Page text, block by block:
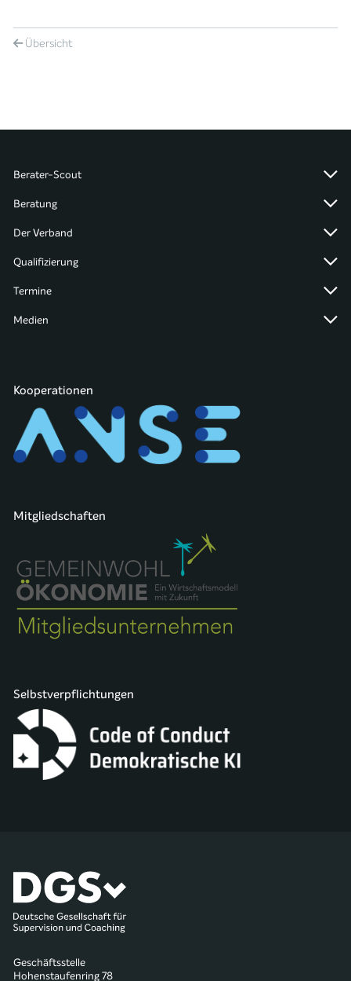
Übersicht
Berater-Scout
Beratung
Der Verband
Qualifizierung
Termine
Medien
Kooperationen
Mitgliedschaften
Selbstverpflichtungen
Geschäftsstelle
Hohenstaufenring 78